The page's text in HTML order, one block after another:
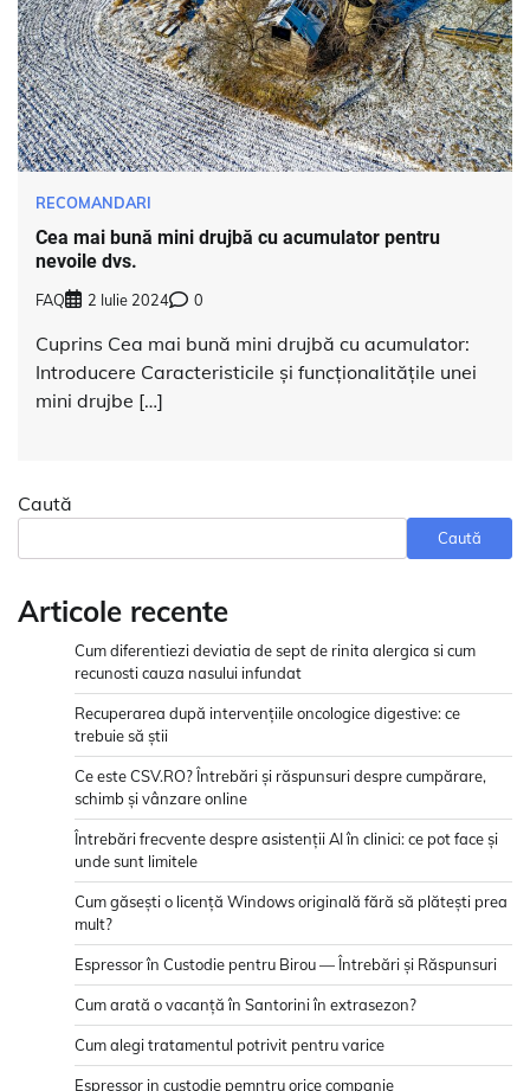
RECOMANDARI
Cea mai bună mini drujbă cu acumulator pentru
nevoile dvs.
FAQ 2 Iulie 2024 0
Cuprins Cea mai bună mini drujbă cu acumulator:
Introducere Caracteristicile și funcționalitățile unei
mini drujbe […]
Caută
Caută
Articole recente
Cum diferentiezi deviatia de sept de rinita alergica si cum
recunosti cauza nasului infundat
Recuperarea după intervențiile oncologice digestive: ce
trebuie să știi
Ce este CSV.RO? Întrebări și răspunsuri despre cumpărare,
schimb și vânzare online
Întrebări frecvente despre asistenții AI în clinici: ce pot face și
unde sunt limitele
Cum găsești o licență Windows originală fără să plătești prea
mult?
Espressor în Custodie pentru Birou — Întrebări și Răspunsuri
Cum arată o vacanță în Santorini în extrasezon?
Cum alegi tratamentul potrivit pentru varice
Espressor in custodie pemntru orice companie